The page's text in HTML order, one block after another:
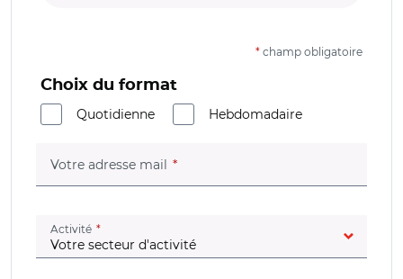
* champ obligatoire
Choix du format
Quotidienne
Hebdomadaire
Votre adresse mail (champ obligatoire)
Activité (champ obligatoire)